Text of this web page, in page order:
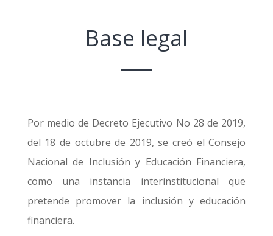
Base legal
Por medio de Decreto Ejecutivo No 28 de 2019,
del 18 de octubre de 2019, se creó el Consejo
Nacional de Inclusión y Educación Financiera,
como una instancia interinstitucional que
pretende promover la inclusión y educación
financiera.